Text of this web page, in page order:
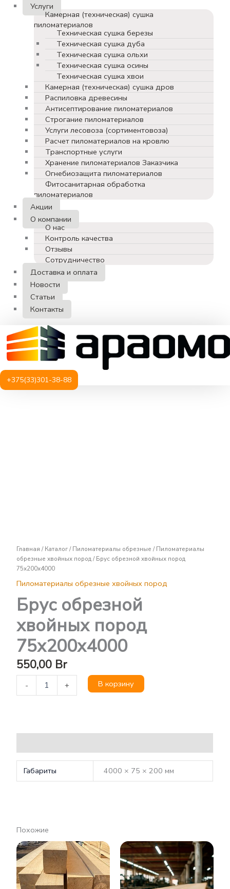
Услуги
Камерная (техническая) сушка
пиломатериалов
Техническая сушка березы
Техническая сушка дуба
Техническая сушка ольхи
Техническая сушка осины
Техническая сушка хвои
Камерная (техническая) сушка дров
Распиловка древесины
Антисептирование пиломатериалов
Строгание пиломатериалов
Услуги лесовоза (сортиментовоза)
Расчет пиломатериалов на кровлю
Транспортные услуги
Хранение пиломатериалов Заказчика
Огнебиозащита пиломатериалов
Фитосанитарная обработка
пиломатериалов
Акции
О компании
О нас
Контроль качества
Отзывы
Сотрудничество
Доставка и оплата
Новости
Статьи
Контакты
+375(33)301-38-88
Главная /Каталог/Пиломатериалы обрезные /Пиломатериалы
обрезные хвойных пород/ Брус обрезной хвойных пород
75х200х4000
Пиломатериалы обрезные хвойных пород
Брус обрезной
хвойных пород
75х200х4000
550,00 Br
- + В корзину
Габариты 4000 × 75 × 200 мм
Похожие